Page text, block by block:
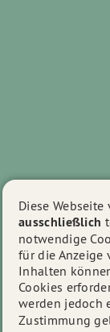
© 2026Clara
Diese
ausschließlich
notwendige
für die Anzeige
Inhalten
Cookies
werden jedoch
Zustimmung